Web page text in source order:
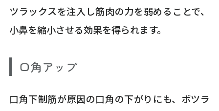
ツラックスを注入し筋肉の力を弱めることで、
小鼻を縮小させる効果を得られます。
口角アップ
口角下制筋が原因の口角の下がりにも、ボツラ